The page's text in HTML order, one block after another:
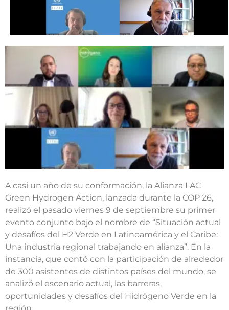
A casi un año de su conformación, la Alianza LAC
Green Hydrogen Action, lanzada durante la COP 26,
realizó el pasado viernes 9 de septiembre su primer
evento conjunto bajo el nombre de “Situación actual
y desafíos del H2 Verde en Latinoamérica y el Caribe:
Una industria regional trabajando en alianza”. En la
instancia, que contó con la participación de alrededor
de 300 asistentes de distintos países del mundo, se
analizó el escenario actual, las barreras,
oportunidades y desafíos del Hidrógeno Verde en la